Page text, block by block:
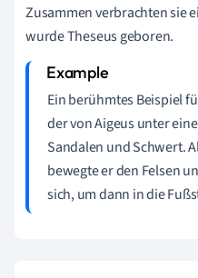
Zusammen verbrachten sie
wurde Theseus geboren.
Ein berühmtes Beispiel
der von Aigeus unter
Sandalen und Schwert.
bewegte er den Felsen
sich, um dann in die